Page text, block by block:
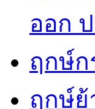
ออก
ฤกษ์ก
ฤกษ์ย้